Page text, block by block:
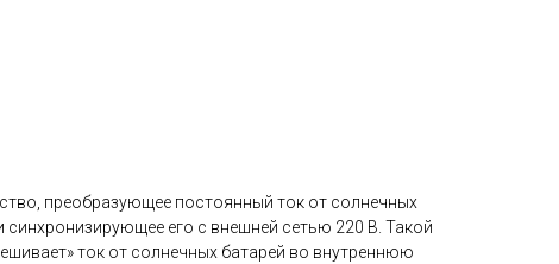
преобразующее постоянный ток от солнечных
синхронизирующее его с внешней сетью 220 В. Такой
ток от солнечных батарей во внутреннюю